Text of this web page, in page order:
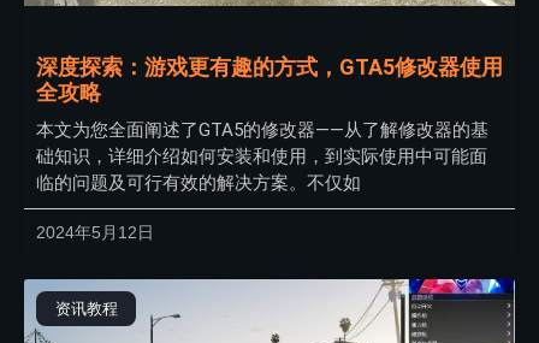
深度探索：游戏更有趣的方式，GTA5修改器使用
全攻略
本文为您全面阐述了GTA5的修改器——从了解修改器的基
础知识，详细介绍如何安装和使用，到实际使用中可能面
临的问题及可行有效的解决方案。不仅如
2024年5月12日
资讯教程